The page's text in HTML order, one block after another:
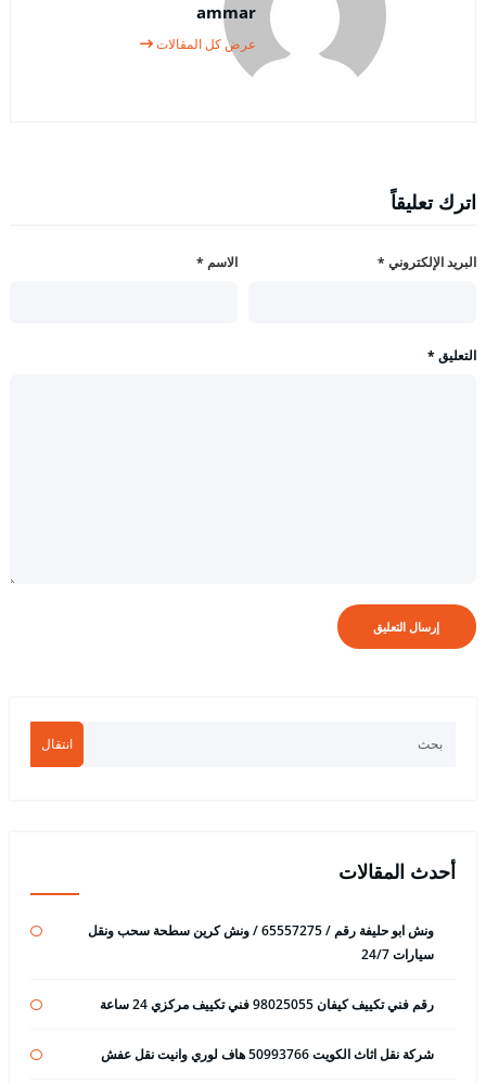
ammar
عرض كل المقالات
اترك تعليقاً
الاسم * البريد الإلكتروني *
التعليق *
انتقال
أحدث المقالات
ونش ابو حليفة رقم / 65557275 / ونش كرين سطحة سحب ونقل
سيارات 24/7
رقم فني تكييف كيفان 98025055 فني تكييف مركزي 24 ساعة
شركة نقل اثاث الكويت 50993766 هاف لوري وانيت نقل عفش